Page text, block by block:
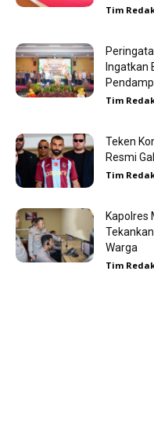
Tim
Ingatkan
Tim
Teken
Resmi
Tim
Kapolres
Warga
Tim